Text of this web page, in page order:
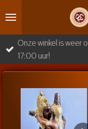
direct
naar
de
hoofdinhoud
Onze winkel is weer
17:00 uur!